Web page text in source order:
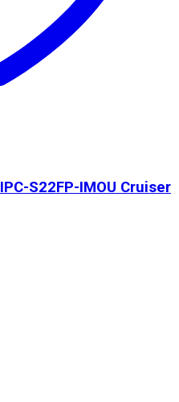
S22FP-IMOU Cruiser